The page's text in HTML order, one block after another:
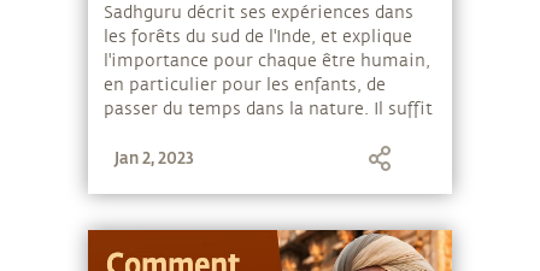
Sadhguru décrit ses expériences dans
les forêts du sud de l'Inde, et explique
l'importance pour chaque être humain,
en particulier pour les enfants, de
passer du temps dans la nature. Il suffit
arbres, de l'eau, des insectes et de la
Jan 2, 2023